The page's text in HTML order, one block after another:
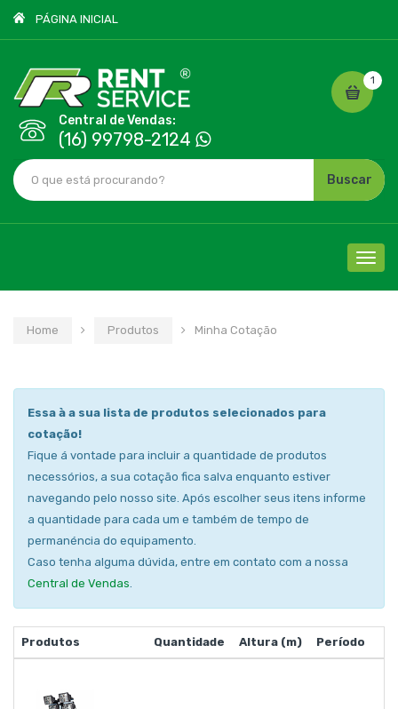
PÁGINA INICIAL
Central de Vendas:
(16) 99798-2124
1
Buscar
Home
Produtos Minha Cotação
Essa à a sua lista de produtos selecionados para
cotação!
Fique á vontade para incluir a quantidade de produtos
necessórios, a sua cotação fica salva enquanto estiver
navegando pelo nosso site. Após escolher seus itens informe
a quantidade para cada um e também de tempo de
permanéncia do equipamento.
Caso tenha alguma dúvida, entre em contato com a nossa
Central de Vendas
Produtos Quantidade Altura (m) Período